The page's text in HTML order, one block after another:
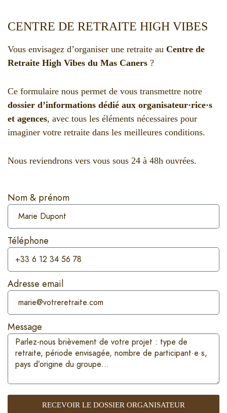
CENTRE DE RETRAITE HIGH VIBES
Vous envisagez d’organiser une retraite au Centre de
Retraite High Vibes du Mas Caners ?
Ce formulaire nous permet de vous transmettre notre
dossier d’informations dédié aux organisateur·rice·s
et agences, avec tous les éléments nécessaires pour
imaginer votre retraite dans les meilleures conditions.
Nous reviendrons vers vous sous 24 à 48h ouvrées.
Nom & prénom
Téléphone
Adresse email
Message
RECEVOIR LE DOSSIER ORGANISATEUR